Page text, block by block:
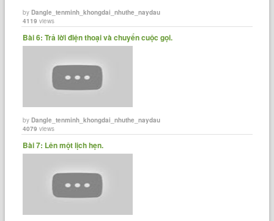
byDangle_tenminh_khongdai_nhuthe_naydau
4119 views
Bài 6: Trả lời điện thoại và chuyển cuộc gọi.
byDangle_tenminh_khongdai_nhuthe_naydau
4079 views
Bài 7: Lên một lịch hẹn.